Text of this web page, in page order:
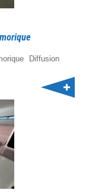
Diffusion